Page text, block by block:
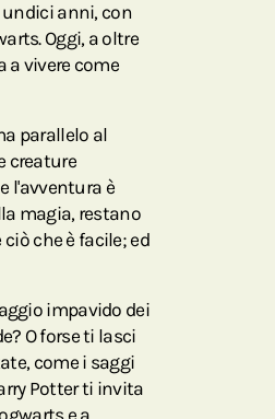
anni, con
Oggi, a oltre
a vivere come
parallelo al
creature
l'avventura è
magia, restano
che è facile; ed
impavido dei
O forse ti lasci
come i saggi
Potter ti invita